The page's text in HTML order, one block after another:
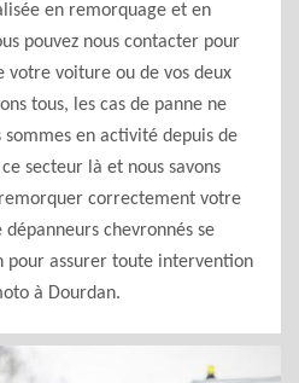
en remorquage et en
pouvez nous contacter pour
votre voiture ou de vos deux
tous, les cas de panne ne
sommes en activité depuis de
secteur là et nous savons
correctement votre
chevronnés se
pour assurer toute intervention
à Dourdan.